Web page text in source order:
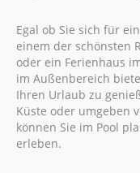
Egal ob Sie sich für
einem der schönsten
oder ein Ferienhaus
im Außenbereich
Ihren Urlaub zu
Küste oder umgeben
können Sie im Pool
erleben.